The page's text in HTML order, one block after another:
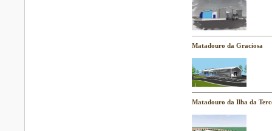
Matadouro da Graciosa
Matadouro da Ilha da